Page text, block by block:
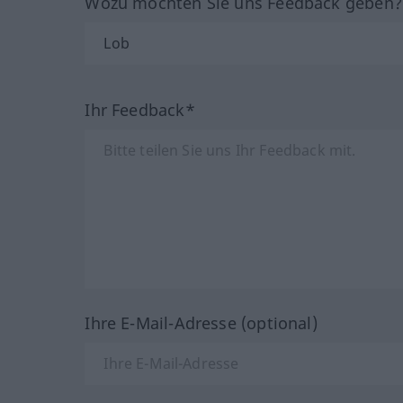
Ihr Feedback*
Ihre E-Mail-Adresse (optional)